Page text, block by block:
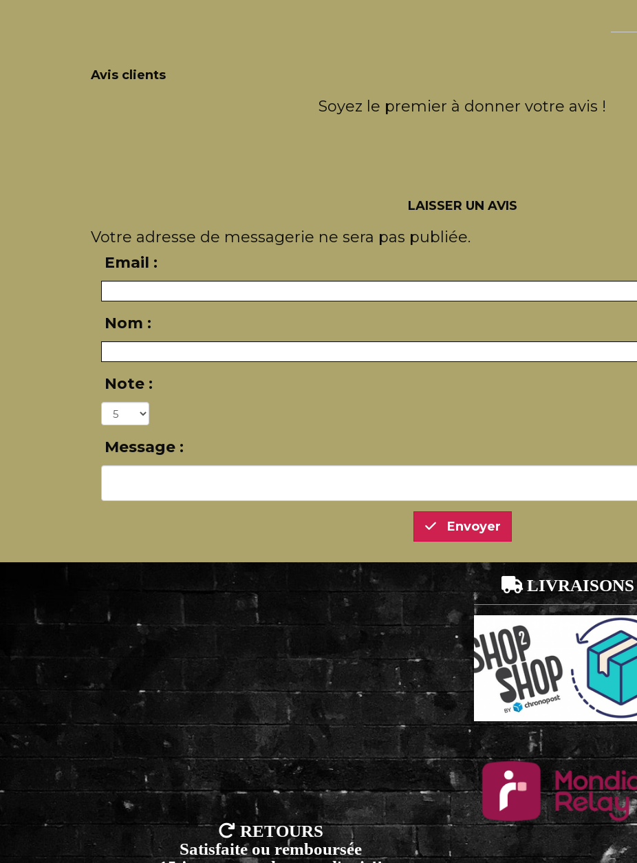
Avis clients
Soyez le premier à donner votre avis !
LAISSER UN AVIS
Votre adresse de messagerie ne sera pas publiée.
Email :
Nom :
Note :
Message :
Envoyer
 RETOURS
Satisfaite ou remboursée
 LIVRAISONS